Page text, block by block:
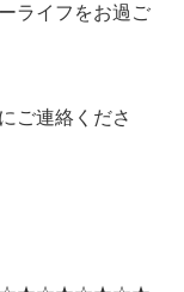
ライフをお過ご
ご連絡くださ